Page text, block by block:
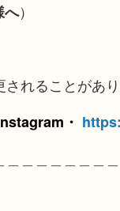
へ）
れることがあ
・